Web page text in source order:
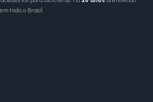
todo o Brasil.